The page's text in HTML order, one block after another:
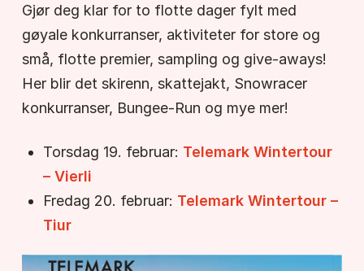
Gjør deg klar for to flotte dager fylt med
gøyale konkurranser, aktiviteter for store og
små, flotte premier, sampling og give-aways!
Her blir det skirenn, skattejakt, Snowracer
konkurranser, Bungee-Run og mye mer!
Torsdag 19. februar: Telemark Wintertour
– Vierli
Fredag 20. februar: Telemark Wintertour –
Tiur